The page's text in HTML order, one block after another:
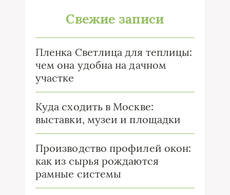
Свежие записи
Пленка Светлица для теплицы:
чем она удобна на дачном
участке
Куда сходить в Москве:
выставки, музеи и площадки
Производство профилей окон:
как из сырья рождаются
рамные системы